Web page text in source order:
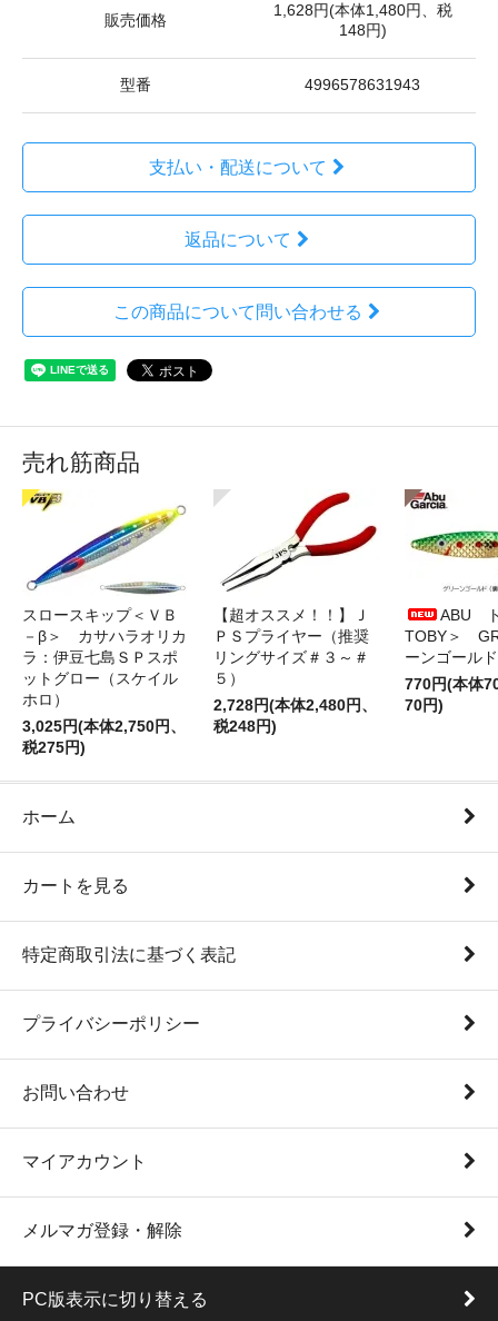
販売価格
1,628円(本体1,480円、税
148円)
型番 4996578631943
支払い・配送について
返品について
この商品について問い合わせる
売れ筋商品
スロースキップ＜ＶＢ
－β＞ カサハラオリカ
ラ：伊豆七島ＳＰスポ
ットグロー（スケイル
ホロ）
3,025円(本体2,750円、
税275円)
【超オススメ！！】Ｊ
ＰＳプライヤー（推奨
リングサイズ＃３～＃
５）
2,728円(本体2,480円、
税248円)
ABU
TOBY＞
ーンゴールド
770円(本体
70円)
ホーム
カートを見る
特定商取引法に基づく表記
プライバシーポリシー
お問い合わせ
マイアカウント
メルマガ登録・解除
PC版表示に切り替える